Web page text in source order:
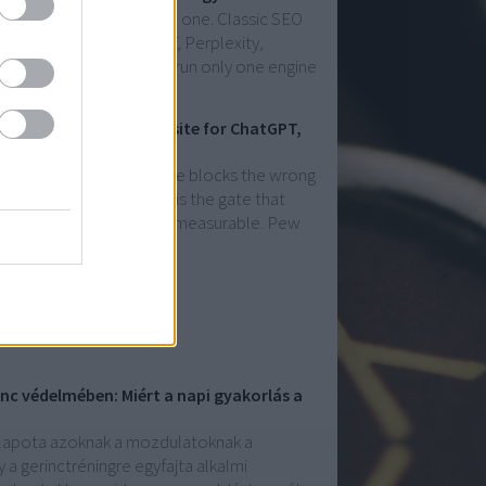
on two engines, not one. Classic SEO
from ChatGPT, Perplexity,
Companies that run only one engine
to Optimize Your Website for ChatGPT,
AI If your website blocks the wrong
Technical SEO is the gate that
— and the stakes are measurable. Pew
védelmében: Miért a napi gyakorlás a
azoknak a mozdulatoknak a
gerinctréningre egyfajta alkalmi